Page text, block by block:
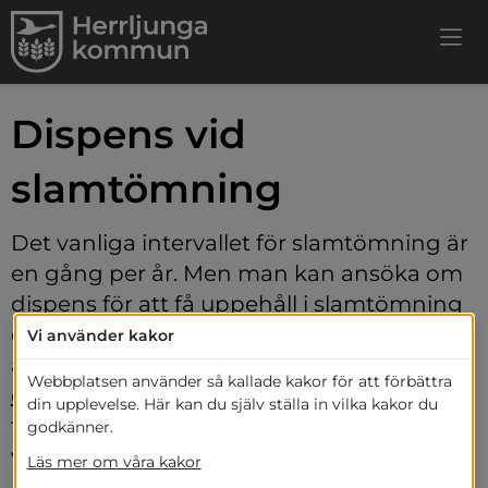
Dispens vid
slamtömning
Det vanliga intervallet för slamtömning är
en gång per år. Men man kan ansöka om
dispens för att få uppehåll i slamtömning
eller tömning mer sällan. Blanketter för
digitala självservice Länk till annan
och vid ytterligare
frågor gällande dispenser är du varmt
välkommen att kontakta miljöenheten via
Vi använder kakor
Webbplatsen använder så kallade kakor för att förbättra
din upplevelse. Här kan du själv ställa in vilka kakor du
godkänner.
Läs mer om våra kakor